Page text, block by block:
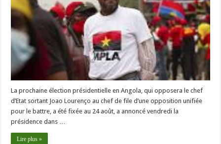
La prochaine élection présidentielle en Angola, qui opposera le chef
d’Etat sortant Joao Lourenço au chef de file d’une opposition unifiée
pour le battre, a été fixée au 24 août, a annoncé vendredi la
présidence dans …
Lire plus »